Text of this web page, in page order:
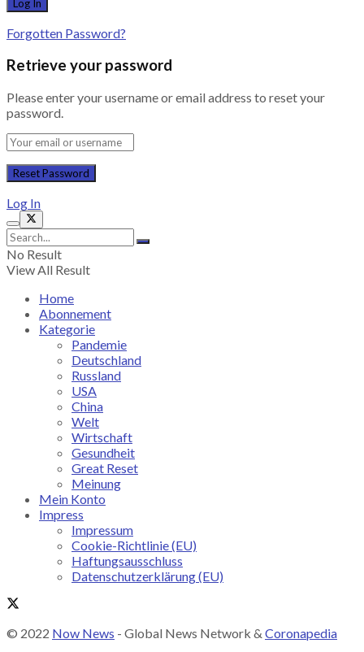
Forgotten Password?
Retrieve your password
Please enter your username or email address to reset your
password.
Log In
No Result
View All Result
Home
Abonnement
Kategorie
Pandemie
Deutschland
Russland
USA
China
Welt
Wirtschaft
Gesundheit
Great Reset
Meinung
Mein Konto
Impress
Impressum
Cookie-Richtlinie (EU)
Haftungsausschluss
Datenschutzerklärung (EU)
© 2022 Now News - Global News Network & Coronapedia